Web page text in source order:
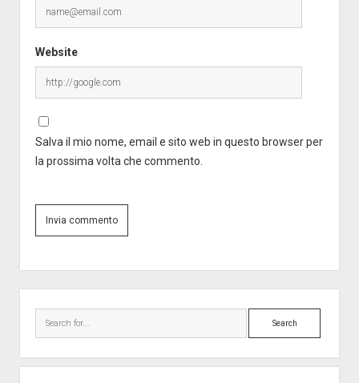
Website
Salva il mio nome, email e sito web in questo browser per
la prossima volta che commento.
Search